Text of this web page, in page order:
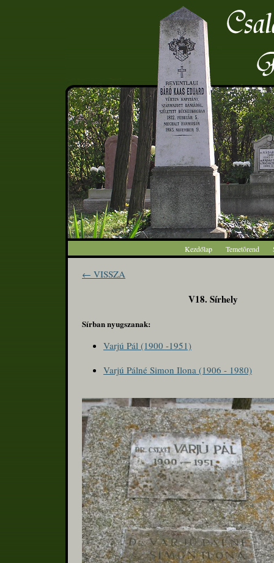
Kezdőlap Temetõrend
← VISSZA
V18. Sírhely
Sírban nyugszanak:
Varjú Pál (1900 -1951)
Varjú Pálné Simon Ilona (1906 - 1980)